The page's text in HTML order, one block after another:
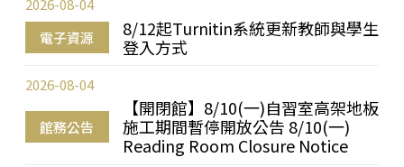
電子資源
8/12起Turnitin系統更新教師與學生
登入方式
2026-08-04
館務公告
【開閉館】8/10(一)自習室高架地板
施工期間暫停開放公告 8/10(一)
Reading Room Closure Notice
2026-08-04